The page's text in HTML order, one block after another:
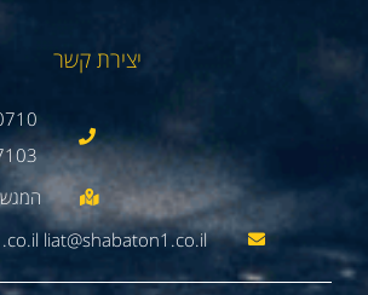
יצירת קשר
052-
liat@shabaton1.co.il